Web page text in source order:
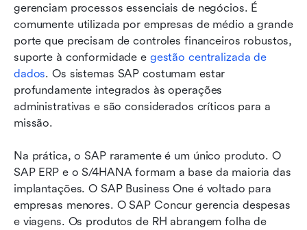
gerenciam processos essenciais de negócios. É
comumente utilizada por empresas de médio a grande
porte que precisam de controles financeiros robustos,
suporte à conformidade e gestão centralizada de
dados. Os sistemas SAP costumam estar
profundamente integrados às operações
administrativas e são considerados críticos para a
missão.
Na prática, o SAP raramente é um único produto. O
SAP ERP e o S/4HANA formam a base da maioria das
implantações. O SAP Business One é voltado para
empresas menores. O SAP Concur gerencia despesas
e viagens. Os produtos de RH abrangem folha de